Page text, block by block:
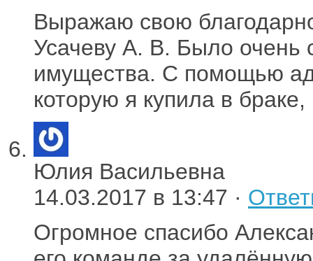
Выражаю свою
Усачеву А. В. Было очень
имущества. С помощью
которую я купила в
Юлия Васильевна
14.03.2017 в 13:47 ·
Огромное спасибо